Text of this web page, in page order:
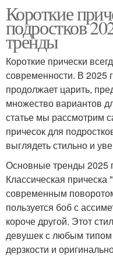
Короткие
подростков
тренды
Короткие прически
современности. В 2025
продолжает царить,
множество вариантов
статье мы рассмотрим
причесок для
выглядеть стильно и
Основные тренды 2025
Классическая
современным
пользуется боб с
короче другой. Этот
девушек с любым
дерзкости и